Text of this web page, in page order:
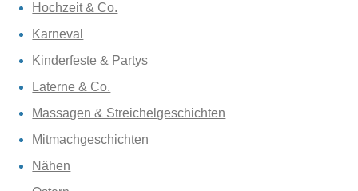
Hochzeit & Co.
Karneval
Kinderfeste & Partys
Laterne & Co.
Massagen & Streichelgeschichten
Mitmachgeschichten
Nähen